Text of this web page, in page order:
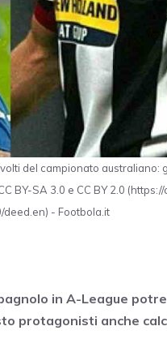
del campionato
BY-SA 3.0 e CC BY 2.0
- Footbola.it
in A-League
protagonisti anche